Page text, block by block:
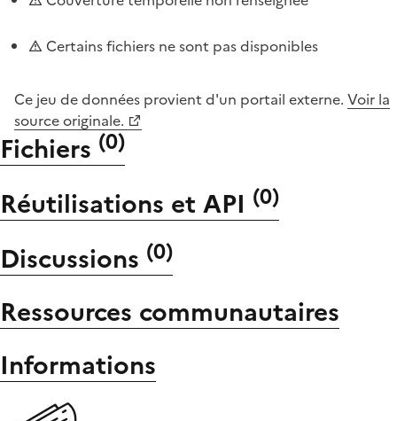
Certains fichiers ne sont pas disponibles
Ce jeu de données provient d'un portail externe. Voir la
source originale.
Fichiers (0)
Réutilisations et API (0)
Discussions (0)
Ressources communautaires
Informations